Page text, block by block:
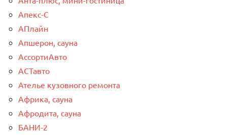
Апекс-С
АПлайн
Апшерон, сауна
АссортиАвто
АСТавто
Ателье кузовного ремонта
Африка, сауна
Афродита, сауна
БАНИ-2